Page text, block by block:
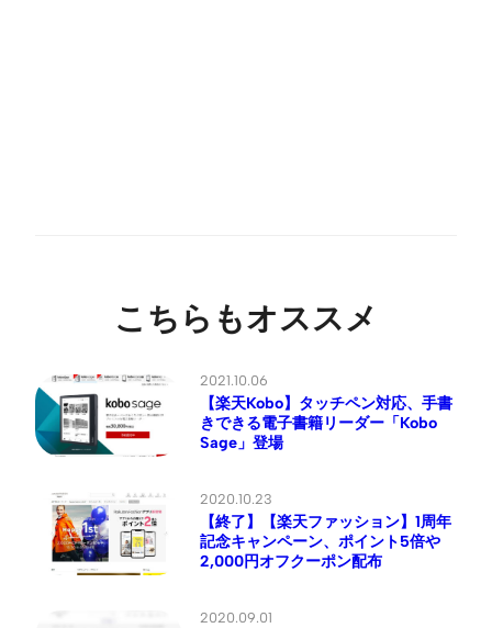
こちらもオススメ
2021.10.06
【楽天Kobo】タッチペン対応、手書
きできる電子書籍リーダー「Kobo
Sage」登場
2020.10.23
【終了】【楽天ファッション】1周年
記念キャンペーン、ポイント5倍や
2,000円オフクーポン配布
2020.09.01